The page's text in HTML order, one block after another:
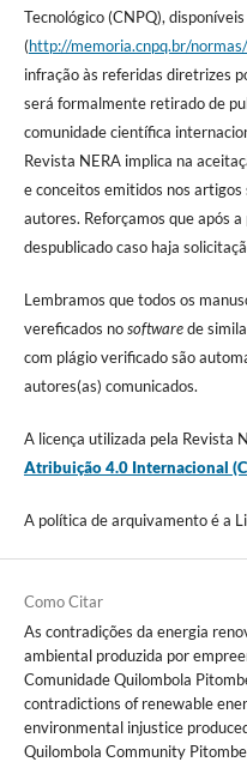
Tecnológico (CNPQ),
(http://memoria.cnpq.br/
infração às referidas diretrizes
será formalmente retirado de
comunidade científica
Revista NERA implica na
e conceitos emitidos nos
autores. Reforçamos que após
despublicado caso haja
Lembramos que todos os
vereficados nosoftwarede
com plágio verificado são
autores(as) comunicados.
A licença utilizada pela Revista
Atribuição 4.0 Internacional
A política de arquivamento é a
Como Citar
As contradições da energia
ambiental produzida por
Comunidade Quilombola
contradictions of renewable
environmental injustice
Quilombola Community